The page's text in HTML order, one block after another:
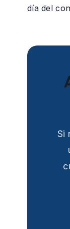
día del
Si